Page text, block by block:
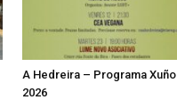
A Hedreira – Programa Xuño
2026